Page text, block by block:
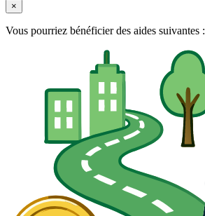
×
Vous pourriez bénéficier des aides suivantes :